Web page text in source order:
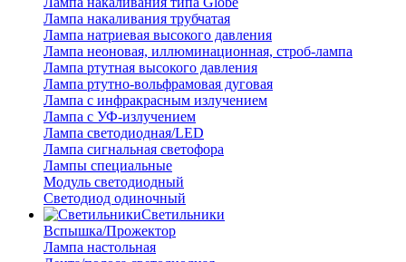
Лампа накаливания трубчатая
Лампа натриевая высокого давления
Лампа неоновая, иллюминационная, строб-лампа
Лампа ртутная высокого давления
Лампа ртутно-вольфрамовая дуговая
Лампа с инфракрасным излучением
Лампа с УФ-излучением
Лампа светодиодная/LED
Лампа сигнальная светофора
Лампы специальные
Модуль светодиодный
Светодиод одиночный
Светильники
Вспышка/Прожектор
Лампа настольная